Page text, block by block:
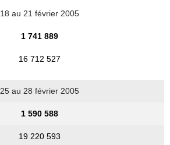
18 au 21 février 2005
1 741 889
16 712 527
25 au 28 février 2005
1 590 588
19 220 593